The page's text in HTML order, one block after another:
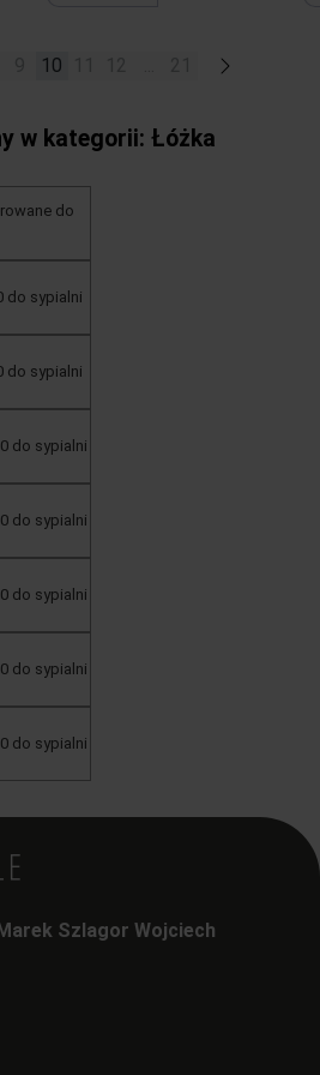
10 »
w kategorii: Łóżka
do
do sypialni
do sypialni
do sypialni
do sypialni
do sypialni
do sypialni
do sypialni
Szlagor Wojciech